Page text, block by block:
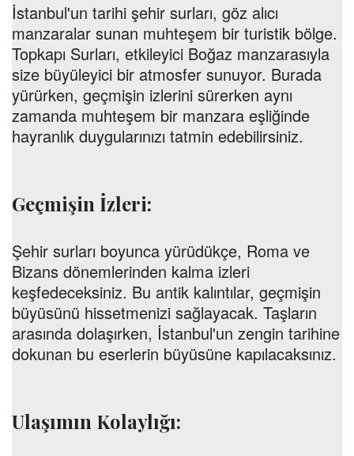
İstanbul'un tarihi şehir surları, göz alıcı
manzaralar sunan muhteşem bir turistik bölge.
Topkapı Surları, etkileyici Boğaz manzarasıyla
size büyüleyici bir atmosfer sunuyor. Burada
yürürken, geçmişin izlerini sürerken aynı
zamanda muhteşem bir manzara eşliğinde
hayranlık duygularınızı tatmin edebilirsiniz.
Geçmişin İzleri:
Şehir surları boyunca yürüdükçe, Roma ve
Bizans dönemlerinden kalma izleri
keşfedeceksiniz. Bu antik kalıntılar, geçmişin
büyüsünü hissetmenizi sağlayacak. Taşların
arasında dolaşırken, İstanbul'un zengin tarihine
dokunan bu eserlerin büyüsüne kapılacaksınız.
Ulaşımın Kolaylığı: